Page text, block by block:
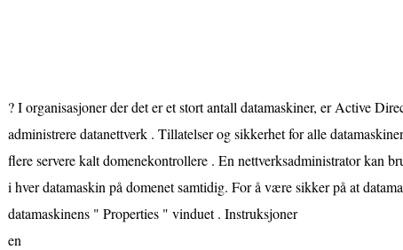
? I organisasjoner der det er et stort antall datamaskiner, er Active
administrere datanettverk . Tillatelser og sikkerhet for alle
flere servere kalt domenekontrollere . En nettverksadministrator kan
i hver datamaskin på domenet samtidig. For å være sikker på at
datamaskinens " Properties " vinduet . Instruksjoner
en